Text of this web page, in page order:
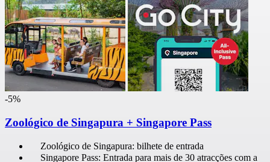
-5%
Zoológico de Singapura + Singapore Pass
Zoológico de Singapura: bilhete de entrada
Singapore Pass: Entrada para mais de 30 atracções com a